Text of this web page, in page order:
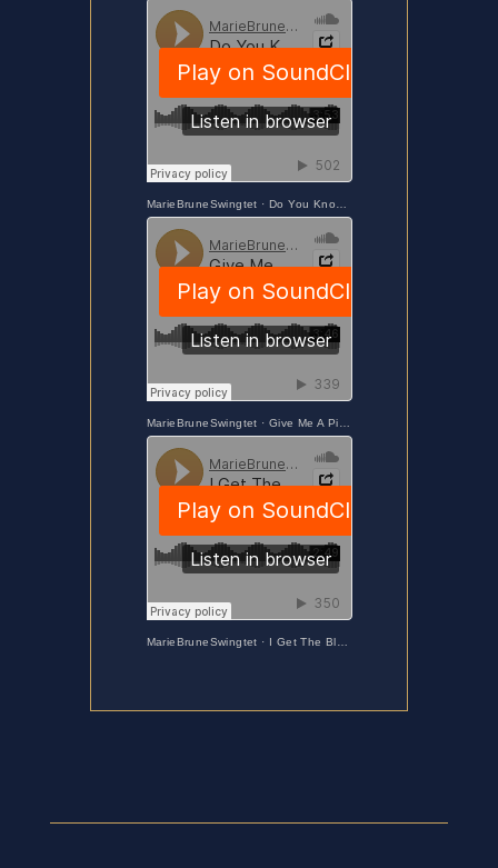
MarieBruneSwingtet ·Do You Know What It Means
MarieBruneSwingtet ·Give Me A Pigfoot And A Bottle Of Beer
MarieBruneSwingtet · I Get The Blues When It Rains